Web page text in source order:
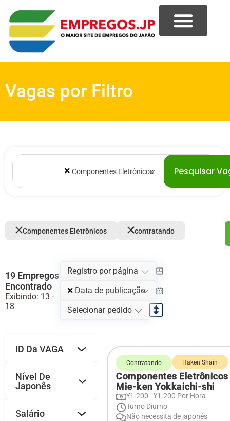
Vagas por Filtro
× Componentes Eletrônicos Pesquisar
Componentes Eletrônicos contratando
19 Empregos
Encontrado
Exibindo: 13 -
18
Registro por página
× Data de publicação
Selecionar pedido
ID Da VAGA
Nível De
Japonês
Salário
Contratando Haken Shain
Componentes
Mie-ken Yokkaichi-shi
¥1.200 - ¥1.200 Por Hora
Turno Diurno
Não necessita de japonês